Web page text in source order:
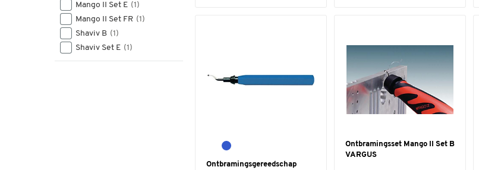
Mango II Set E (1)
Mango II Set FR (1)
Shaviv B (1)
Shaviv Set E (1)
Ontbramingsgereedschap
Ontbramingsset Mango II Set B
VARGUS